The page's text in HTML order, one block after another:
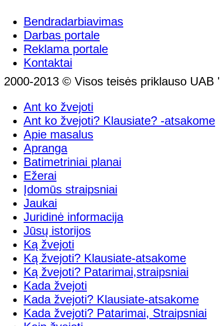
Bendradarbiavimas
Darbas portale
Reklama portale
Kontaktai
2000-2013 © Visos teisės priklauso UAB
Ant ko žvejoti
Ant ko žvejoti? Klausiate? -atsakome
Apie masalus
Apranga
Batimetriniai planai
Ežerai
Įdomūs straipsniai
Jaukai
Juridinė informacija
Jūsų istorijos
Ką žvejoti
Ką žvejoti? Klausiate-atsakome
Ką žvejoti? Patarimai,straipsniai
Kada žvejoti
Kada žvejoti? Klausiate-atsakome
Kada žvejoti? Patarimai, Straipsniai